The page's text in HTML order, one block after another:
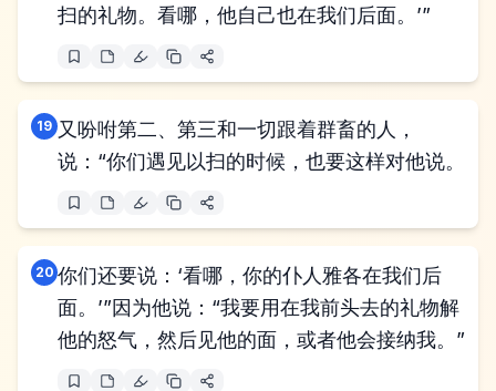
扫的礼物。看哪，他自己也在我们后面。’”
19 又吩咐第二、第三和一切跟着群畜的人，
说：“你们遇见以扫的时候，也要这样对他说。
20 你们还要说：‘看哪，你的仆人雅各在我们后
面。’”因为他说：“我要用在我前头去的礼物解
他的怒气，然后见他的面，或者他会接纳我。”